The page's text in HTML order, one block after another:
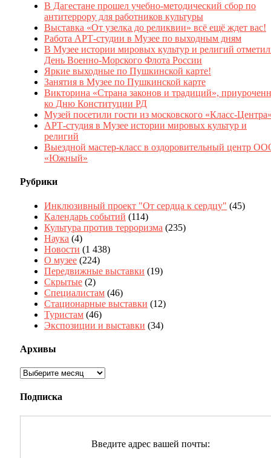
В Дагестане прошел учебно-методический сбор по
антитеррору для работников культуры
Выставка «От узелка до реликвии» всё ещё ждет вас!
Работа АРТ-студии в Музее по выходным дням
В Музее истории мировых культур и религий
День Военно-Морского Флота России
Яркие выходные по Пушкинской карте!
Занятия в Музее по Пушкинской карте
Викторина «Страна законов и традиций»,
ко Дню Конституции РД
Музей посетили гости из московского «Класс-
АРТ-студия в Музее истории мировых культур и
религий
Выездной мастер-класс в оздоровительный центр
«Южный»
Рубрики
Инклюзивный проект "От сердца к сердцу" (45)
Календарь событий (114)
Культура против терроризма (235)
Наука (4)
Новости (1 438)
О музее (224)
Передвижные выставки (19)
Скрытые (2)
Специалистам (46)
Стационарные выставки (12)
Туристам (46)
Экспозиции и выставки (34)
Архивы
Архивы
Подписка
Введите адрес вашей почты: